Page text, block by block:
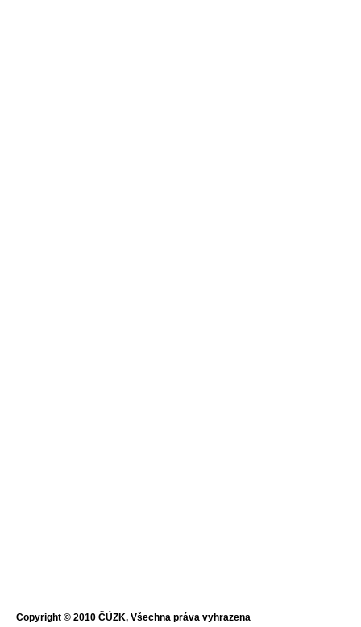
Copyright © 2010 ČÚZK, Všechna práva vyhrazena